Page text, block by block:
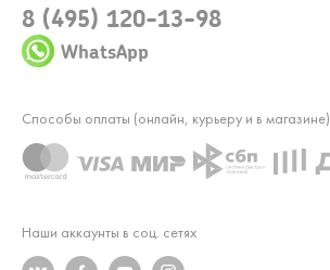
8 (495) 120-13-98
WhatsApp
Наши аккаунты в соц. сетях
Способы оплаты (онлайн, курьеру и в магазине)